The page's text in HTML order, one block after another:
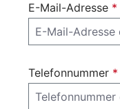
E-Mail-Adresse *
Telefonnummer *